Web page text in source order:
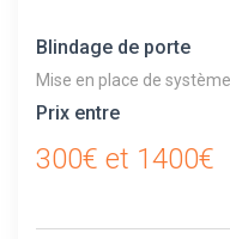
Blindage de porte
Mise en place de
Prix entre
300€ et 1400€